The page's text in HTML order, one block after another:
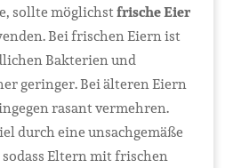
sollte möglichstfrische Eier
Bei frischen Eiern ist
Bakterien und
geringer. Bei älteren Eiern
rasant vermehren.
durch eine unsachgemäße
Eltern mit frischen